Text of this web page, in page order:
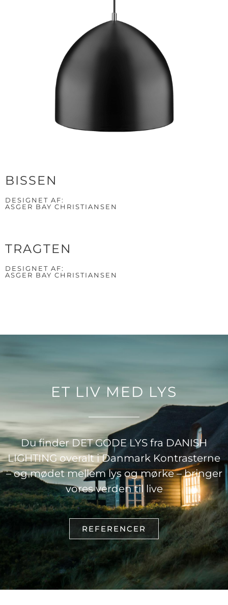
BISSEN
DESIGNET AF:
ASGER BAY CHRISTIANSEN
TRAGTEN
DESIGNET AF:
ASGER BAY CHRISTIANSEN
ET LIV MED LYS
Du finder DET GODE LYS fra DANISH
LIGHTING overalt i Danmark Kontrasterne
– og mødet mellem lys og mørke – bringer
vores verden til live
REFERENCER